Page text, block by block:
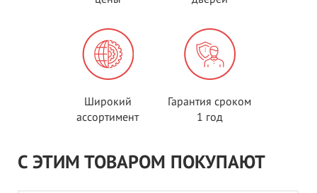
Широкий
ассортимент
Гарантия сроком
1 год
С ЭТИМ ТОВАРОМ ПОКУПАЮТ